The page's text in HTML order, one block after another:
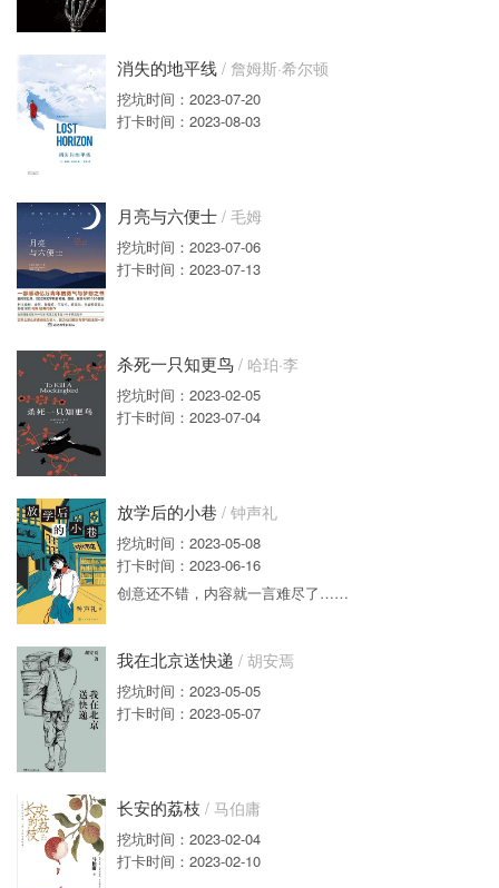
消失的地平线 / 詹姆斯·希尔顿
挖坑时间：2023-07-20
打卡时间：2023-08-03
月亮与六便士 / 毛姆
挖坑时间：2023-07-06
打卡时间：2023-07-13
杀死一只知更鸟 / 哈珀·李
挖坑时间：2023-02-05
打卡时间：2023-07-04
放学后的小巷 / 钟声礼
挖坑时间：2023-05-08
打卡时间：2023-06-16
创意还不错，内容就一言难尽了……
我在北京送快递 / 胡安焉
挖坑时间：2023-05-05
打卡时间：2023-05-07
长安的荔枝 / 马伯庸
挖坑时间：2023-02-04
打卡时间：2023-02-10